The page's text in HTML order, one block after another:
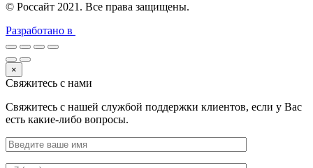
© Россайт 2021. Все права защищены.
Разработано в
×
Свяжитесь с нами
Свяжитесь с нашей службой поддержки клиентов, если у Вас
есть какие-либо вопросы.